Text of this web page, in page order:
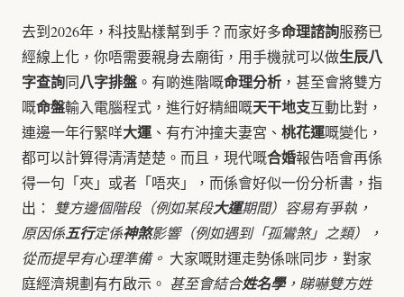
去到2026年，科技點樣幫到手？而家好多命理諮詢服務已
經線上化，你唔需要親身去廟街，用手機就可以做生辰八
字查詢同八字排盤 。有啲進階嘅命理分析 ，甚至會將雙方
嘅命盤輸入電腦程式，進行好精細嘅天干地支互動比對，
連邊一年行緊咩大運 、有冇沖撞夫妻宮、 桃花運嘅變化，
都可以計算得清清楚楚。而且，現代嘅合婚報告唔會再係
得一句「夾」或者「唔夾」，而係會好似一份分析書，指
出： 雙方邊個階段（例如某段大運期間）容易有爭執，
原因係五行定係神煞影響（例如遇到「孤鸞煞」之類），
從而提早有心理準備。 大家嘅財運走勢係咪同步，對家
庭經濟規劃有冇啟示。 甚至會結合姓名學，睇嚇雙方姓